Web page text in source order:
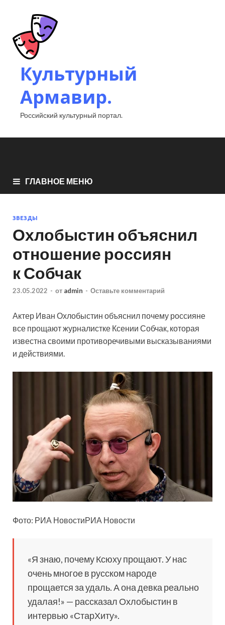
Культурный
Армавир.
Российский культурный портал.
ГЛАВНОЕ МЕНЮ
ЗВЕЗДЫ
Охлобыстин объяснил
отношение россиян
к Собчак
23.05.2022 - от admin - Оставьте комментарий
Актер Иван Охлобыстин объяснил почему россияне
все прощают журналистке Ксении Собчак, которая
известна своими противоречивыми высказываниями
и действиями.
Фото: РИА НовостиРИА Новости
«Я знаю, почему Ксюху прощают. У нас
очень многое в русском народе
прощается за удаль. А она девка реально
удалая!» — рассказал Охлобыстин в
интервью «СтарХиту».